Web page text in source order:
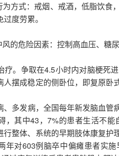
方式：戒烟、戒酒，低脂饮
度劳累。
的危险因素：控制高血压、糖
疗。争取在4.5小时内对脑梗死
人摆成稳定的侧卧位，即复原
、多发病，全国每年新发脑血
，其中43，7%的患者生活不
行整体、系统的早期肢体康复
年对603例脑卒中偏瘫患者实